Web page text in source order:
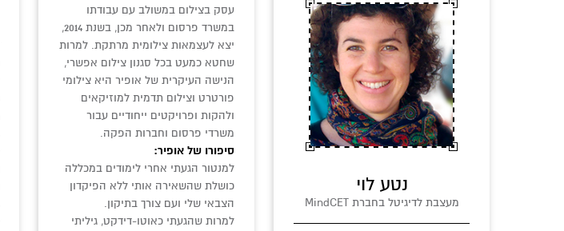
עסק בצילום במשולב עם עבודתו
במשרד פרסום ולאחר מכן, בשנת 2014,
יצא לעצמאות צילומית מרתקת. למרות
שחטא כמעט בכל סגנון צילום אפשרי,
הנישה העיקרית של אופיר היא צילומי
פורטרט וצילום תדמית למוזיקאים
ולהקות ופרויקטים ייחודיים עבור
משרדי פרסום וחברות הפקה.
סיפורו של אופיר:
למנטור הגעתי אחרי לימודים במכללה
כושלת שהשאירה אותי ללא הפיקדון
הצבאי שלי ועם צורך בתיקון.
למרות שהגעתי כאוטו-דידקט, גיליתי
נטע לוי
מעצבת לדיגיטל בחברת MindCET